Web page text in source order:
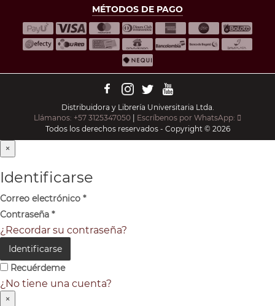
MÉTODOS DE PAGO
Distribuidora y Librería Universitaria Ltda.
Llámanos: +57 3125347050 | Escríbenos por WhatsApp:
Todos los derechos reservados - Copyright © 2026
×
Identificarse
Correo electrónico *
Contraseña *
¿Recordar su contraseña?
Identificarse
Recuérdeme
¿No tiene una cuenta?
×